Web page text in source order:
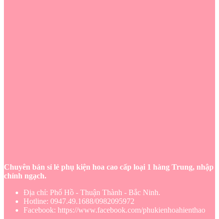
Chuyên bán sỉ lẻ phụ kiện hoa cao cấp loại 1 hàng Trung, nhập
chính ngạch.
Địa chỉ: Phố Hồ - Thuận Thành - Bắc Ninh.
Hotline: 0947.49.1688/0982095972
Facebook: https://www.facebook.com/phukienhoahienthao